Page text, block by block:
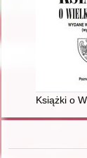
Książki o